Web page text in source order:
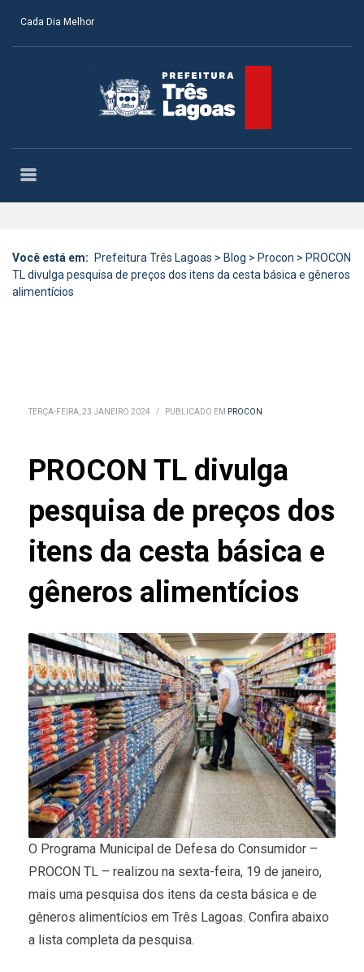
Cada Dia Melhor
Você está em: Prefeitura Três Lagoas > Blog > Procon > PROCON
TL divulga pesquisa de preços dos itens da cesta básica e gêneros
alimentícios
TERÇA-FEIRA, 23 JANEIRO 2024 / PUBLICADO EM PROCON
PROCON TL divulga
pesquisa de preços dos
itens da cesta básica e
gêneros alimentícios
O Programa Municipal de Defesa do Consumidor –
PROCON TL – realizou na sexta-feira, 19 de janeiro,
mais uma pesquisa dos itens da cesta básica e de
gêneros alimentícios em Três Lagoas. Confira abaixo
a lista completa da pesquisa.